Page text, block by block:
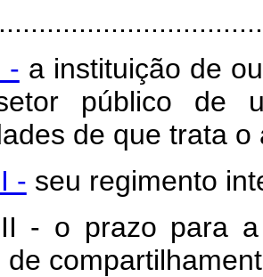
- a instituição de
público de
de que trata o
- seu regimento
- o prazo para a
de